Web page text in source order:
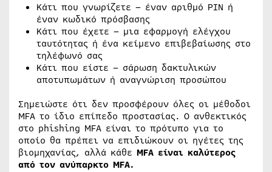
Κάτι που γνωρίζετε – έναν αριθμό PIN ή
έναν κωδικό πρόσβασης
Κάτι που έχετε – μια εφαρμογή ελέγχου
ταυτότητας ή ένα κείμενο επιβεβαίωσης στο
τηλέφωνό σας
Κάτι που είστε – σάρωση δακτυλικών
αποτυπωμάτων ή αναγνώριση προσώπου
Σημειώστε ότι δεν προσφέρουν όλες οι μέθοδοι
MFA το ίδιο επίπεδο προστασίας. Ο ανθεκτικός
στο phishing MFA είναι το πρότυπο για το
οποίο θα πρέπει να επιδιώκουν οι ηγέτες της
βιομηχανίας, αλλά κάθε MFA είναι καλύτερος
από τον ανύπαρκτο MFA.